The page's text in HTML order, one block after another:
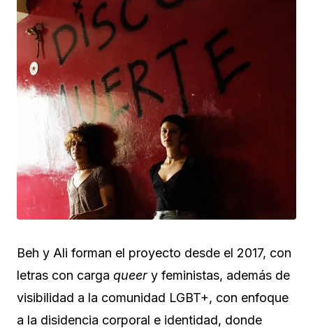
Beh y Ali forman el proyecto desde el 2017, con
letras con carga queery feministas, además de
visibilidad a la comunidad LGBT+, con enfoque
a la disidencia corporal e identidad, donde